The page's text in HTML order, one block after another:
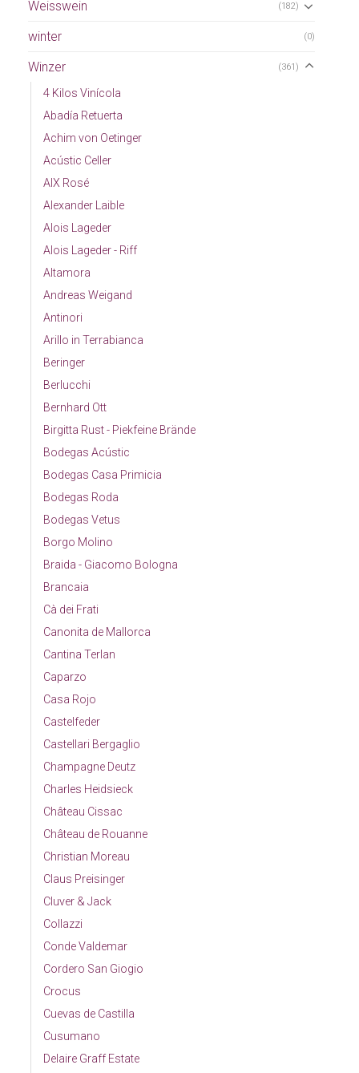
Weisswein (182)
winter (0)
Winzer (361)
4 Kilos Vinícola
Abadía Retuerta
Achim von Oetinger
Acústic Celler
AIX Rosé
Alexander Laible
Alois Lageder
Alois Lageder - Riff
Altamora
Andreas Weigand
Antinori
Arillo in Terrabianca
Beringer
Berlucchi
Bernhard Ott
Birgitta Rust - Piekfeine Brände
Bodegas Acústic
Bodegas Casa Primicia
Bodegas Roda
Bodegas Vetus
Borgo Molino
Braida - Giacomo Bologna
Brancaia
Cà dei Frati
Canonita de Mallorca
Cantina Terlan
Caparzo
Casa Rojo
Castelfeder
Castellari Bergaglio
Champagne Deutz
Charles Heidsieck
Château Cissac
Château de Rouanne
Christian Moreau
Claus Preisinger
Cluver & Jack
Collazzi
Conde Valdemar
Cordero San Giogio
Crocus
Cuevas de Castilla
Cusumano
Delaire Graff Estate